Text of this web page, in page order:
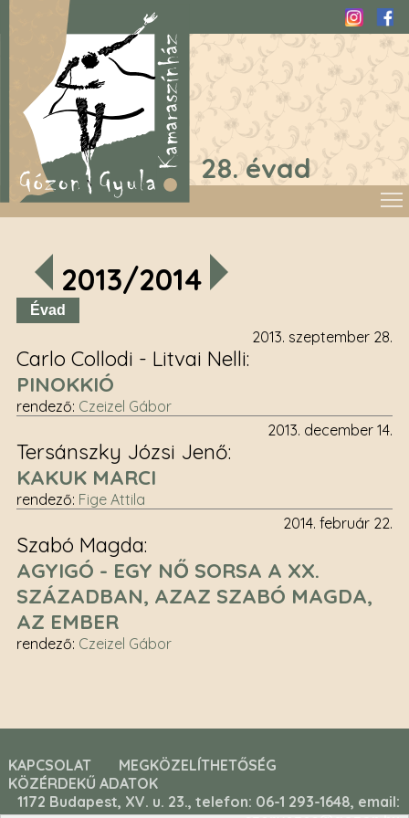
28. évad
2013/2014
Évad
2013. szeptember 28.
Carlo Collodi - Litvai Nelli
PINOKKIÓ
rendező: Czeizel Gábor
2013. december 14.
Tersánszky Józsi Jenő
KAKUK MARCI
rendező: Fige Attila
2014. február 22.
Szabó Magda
AGYIGÓ - EGY NŐ SORSA A XX.
SZÁZADBAN, AZAZ SZABÓ MAGDA,
AZ EMBER
rendező: Czeizel Gábor
KAPCSOLAT
MEGKÖZELÍTHETŐSÉG
KÖZÉRDEKŰ ADATOK
1172 Budapest, XV. u. 23., telefon: 06-1 293-1648, email: